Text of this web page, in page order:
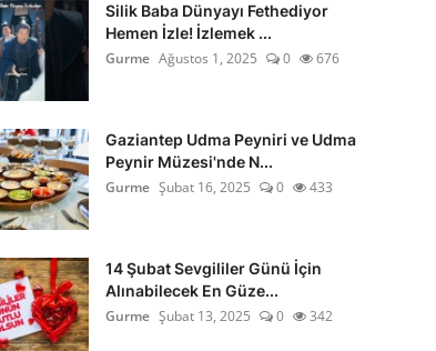
Silik Baba Dünyayı Fethediyor
Hemen İzle! İzlemek ...
Gurme Ağustos 1, 2025 0 676
Gaziantep Udma Peyniri ve Udma
Peynir Müzesi'nde N...
Gurme Şubat 16, 2025 0 433
14 Şubat Sevgililer Günü İçin
Alınabilecek En Güze...
Gurme Şubat 13, 2025 0 342